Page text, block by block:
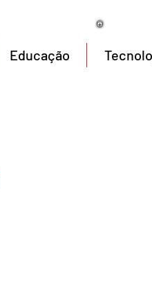
Educação